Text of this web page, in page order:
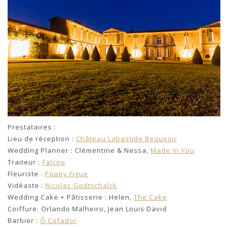
Prestataires :
Lieu de réception : Château Labastide Beauvoir
Wedding Planner : Clémentine & Nessa, Made In You
Traiteur : Falcou
Fleuriste : Poppy Figue
Vidéaste : Nicolas Godtschalck
Wedding Cake + Pâtisserie : Helen, The Cake
Coiffure: Orlando Malheiro, Jean Louis David
Barbier : Ô Cofador